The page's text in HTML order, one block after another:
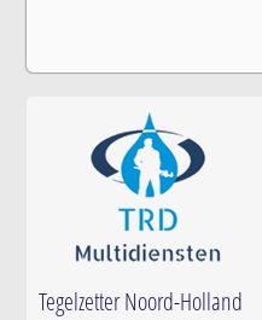
Tegelzetter Noord-Holland